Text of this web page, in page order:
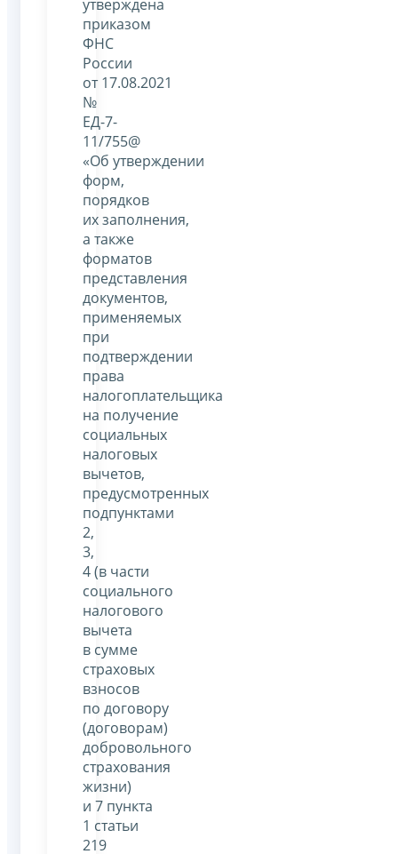
утверждена
приказом
ФНС
России
от 17.08.2021
№
ЕД-7-
11/755@
«Об утверждении
форм,
порядков
их заполнения,
а также
форматов
представления
документов,
применяемых
при
подтверждении
права
налогоплательщика
на получение
социальных
налоговых
вычетов,
предусмотренных
подпунктами
2,
3,
4 (в части
социального
налогового
вычета
в сумме
страховых
взносов
по договору
(договорам)
добровольного
страхования
жизни)
и 7 пункта
1 статьи
219